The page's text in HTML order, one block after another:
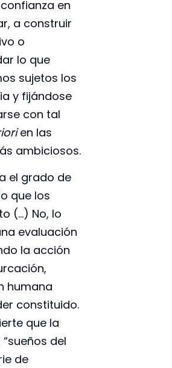
en
a construir
o
lo que
sujetos los
y fijándose
con tal
en las
ambiciosos.
el grado de
que los
(…) No, lo
evaluación
la acción
humana
constituido.
que la
del
de